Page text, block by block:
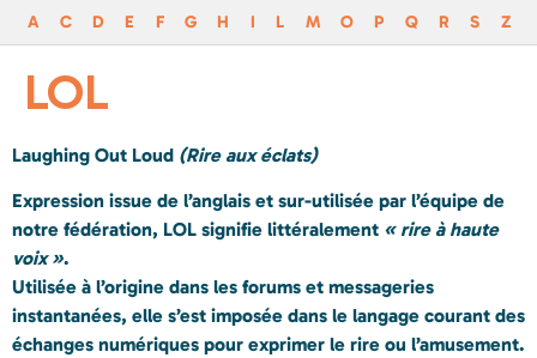
A C D E F G H I L M O P Q R S Z
LOL
Laughing Out Loud (Rire aux éclats)
Expression issue de l’anglais et sur-utilisée par l’équipe de
notre fédération, LOL signifie littéralement « rire à haute
voix ».
Utilisée à l’origine dans les forums et messageries
instantanées, elle s’est imposée dans le langage courant des
échanges numériques pour exprimer le rire ou l’amusement.